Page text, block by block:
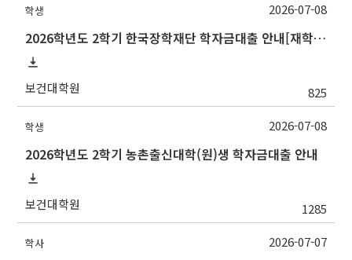
학생
2026학년도 2학기 한국장학재단 학자금대출 안내[재학생]
보건대학원 825
2026-07-08
학생
2026학년도 2학기 농촌출신대학(원)생 학자금대출 안내
보건대학원 1285
2026-07-08
학사 2026-07-07